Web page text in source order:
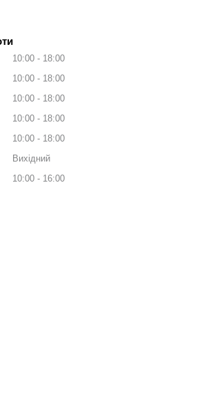
10:00
18:00
10:00
18:00
10:00
18:00
10:00
18:00
10:00
18:00
Вихідний
10:00 16:00